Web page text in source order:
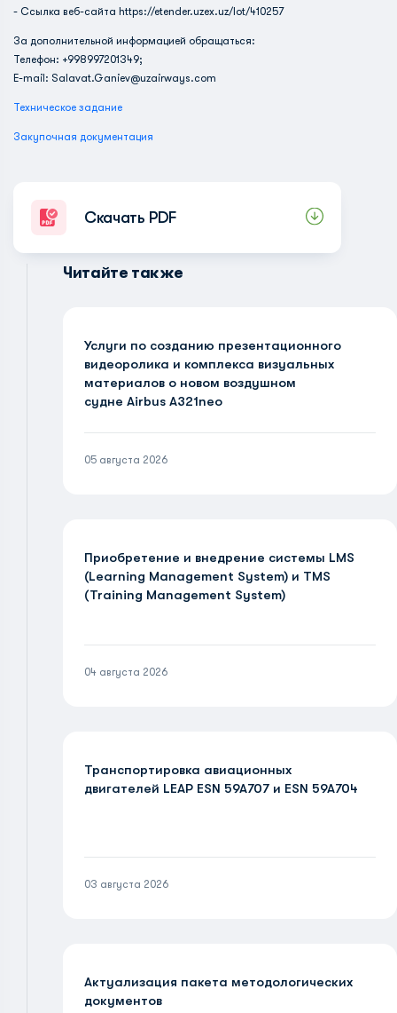
- Ссылка веб-сайта https://etender.uzex.uz/lot/410257
За дополнительной информацией обращаться:
Телефон: +998997201349;
E-mail: Salavat.Ganiev@uzairways.com
Техническое задание
Закупочная документация
Скачать PDF
Читайте также
Услуги по созданию презентационного
видеоролика и комплекса визуальных
материалов о новом воздушном
судне Airbus A321neo
05 августа 2026
Приобретение и внедрение системы LMS
(Learning Management System) и TMS
(Training Management System)
04 августа 2026
Транспортировка авиационных
двигателей LEAP ESN 59A707 и ESN 59A704
03 августа 2026
Актуализация пакета методологических
документов